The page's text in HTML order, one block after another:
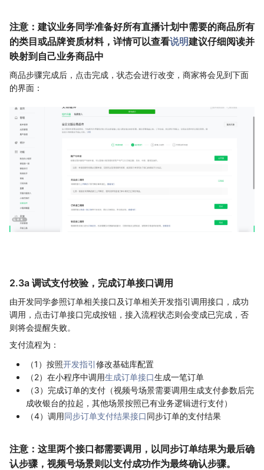
注意：建议业务同学准备好所有直播计划中需要的商品所有
的类目或品牌资质材料，详情可以查看说明建议仔细阅读并
映射到自己业务商品中
商品步骤完成后，点击完成，状态会进行改变，商家将会见到下面
的界面：
2.3a 调试支付校验，完成订单接口调用
由开发同学参照订单相关接口及订单相关开发指引调用接口，成功
调用，点击订单接口完成按钮，接入流程状态则会变成已完成，否
则将会提醒失败。
支付流程为：
（1）按照开发指引修改基础库配置
（2）在小程序中调用生成订单接口生成一笔订单
（3）完成订单的支付（视频号场景需要调用生成支付参数后完
成收银台的拉起，其他场景按照已有业务逻辑进行支付）
（4）调用同步订单支付结果接口同步订单的支付结果
注意：这里两个接口都需要调用，以同步订单结果为最后确
认步骤，视频号场景则以支付成功作为最终确认步骤。